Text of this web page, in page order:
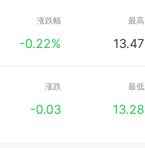
涨跌幅 最高
-0.22% 13.47
涨跌 最低
-0.03 13.28